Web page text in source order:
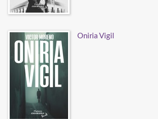
Oniria Vigil